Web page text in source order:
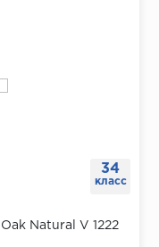
34
класс
Natural V 1222